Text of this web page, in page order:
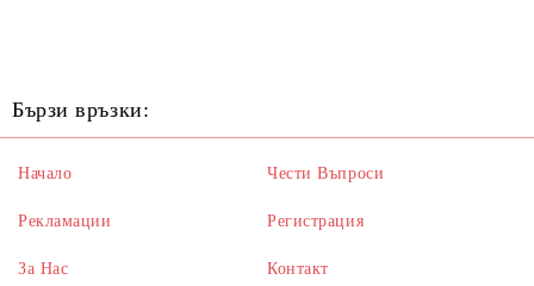
Бързи връзки:
Начало
Рекламации
За Нас
Чести Въпроси
Регистрация
Контакт